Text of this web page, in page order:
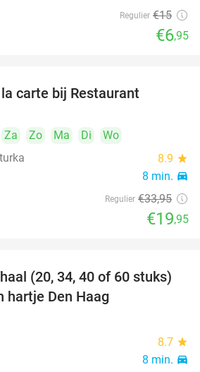
Regulier €15
€6,95
carte bij Restaurant
Za Zo Ma Di
Wo
8.9 star
8 min. directions_car
Regulier €33,95
€19,95
49%
(20, 34, 40 of 60 stuks)
hartje Den Haag
8.7 star
8 min. directions_car